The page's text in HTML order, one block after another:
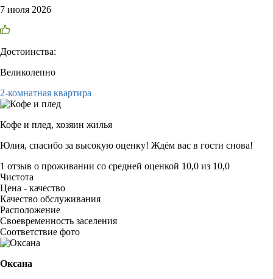
7 июля 2026
Достоинства:
Великолепно
2-комнатная квартира
Кофе и плед, хозяин жилья
Юлия, спасибо за высокую оценку! Ждём вас в гости снова!
1 отзыв о проживании со средней оценкой 10,0 из 10,0
Чистота
Цена - качество
Качество обслуживания
Расположение
Своевременность заселения
Соответствие фото
Оксана